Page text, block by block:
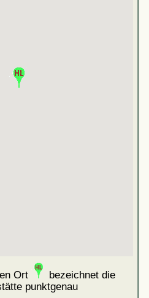
Ort
bezeichnet die
punktgenau